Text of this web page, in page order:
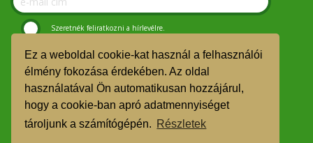
Ez a weboldal cookie-kat használ a felhasználói
élmény fokozása érdekében. Az oldal
használatával Ön automatikusan hozzájárul,
hogy a cookie-ban apró adatmennyiséget
tároljunk a számítógépén. Részletek
Szeretnék feliratkozni a hírlevélre.
© Szolnoki Kosár Közösség 2019.
GDPR
TMR